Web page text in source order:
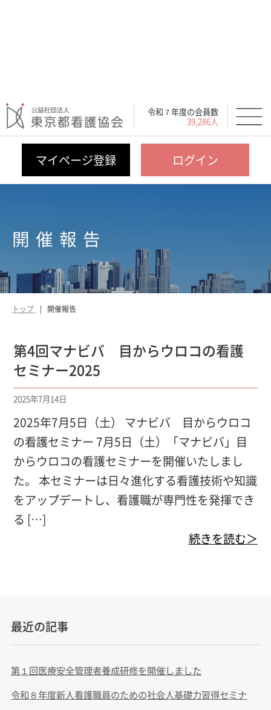
令和７年度の会員数
39,286人
マイページ登録 ログイン
開催報告
トップ 開催報告
第4回マナビバ 目からウロコの看護
セミナー2025
2025年7月14日
2025年7月5日（土） マナビバ 目からウロコ
の看護セミナー 7月5日（土）「マナビバ」目
からウロコの看護セミナーを開催いたしまし
た。 本セミナーは日々進化する看護技術や知識
をアップデートし、看護職が専門性を発揮でき
る […]
続きを読む＞
最近の記事
第１回医療安全管理者養成研修を開催しました
令和８年度新人看護職員のための社会人基礎力習得セミナ